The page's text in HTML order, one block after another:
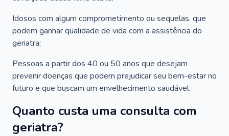
Idosos com algum comprometimento ou sequelas, que
podem ganhar qualidade de vida com a assistência do
geriatra;
Pessoas a partir dos 40 ou 50 anos que desejam
prevenir doenças que podem prejudicar seu bem-estar no
futuro e que buscam um envelhecimento saudável.
Quanto custa uma consulta com
geriatra?